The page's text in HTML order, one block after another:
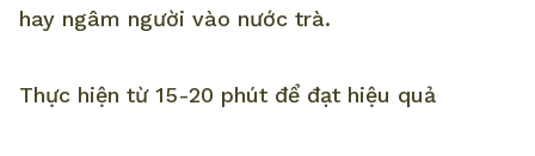
hay ngâm người vào nước trà.
Thực hiện từ 15-20 phút để đạt hiệu quả